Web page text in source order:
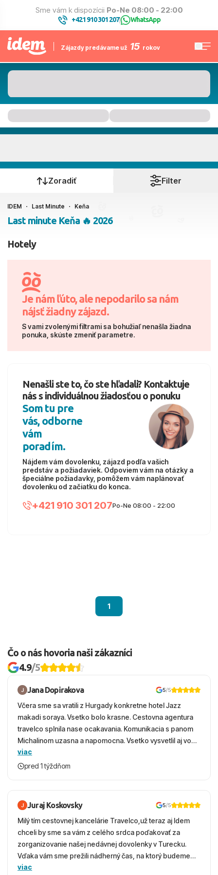
Sme vám k dispozícii Po-Ne 08:00 - 22:00
+421 910 301 207| WhatsApp
Zájazdy predávame už 15 rokov
Kedy cestujete?
Ako cestujete?
2 dospelí, 0 deti
Zoradiť Filter
IDEM Last Minute Keňa
Last minute Keňa 🔥 2026
Hotely
Je nám ľúto, ale nepodarilo sa nám
nájsť žiadny zájazd.
S vami zvolenými filtrami sa bohužiaľ nenašla žiadna
ponuka, skúste zmeniť parametre.
Nenašli ste to, čo ste hľadali? Kontaktuje
nás s individuálnou žiadosťou o ponuku
Som tu pre
vás, odborne
vám
poradím.
Nájdem vám dovolenku, zájazd podľa vašich
predstáv a požiadaviek. Odpoviem vám na otázky a
špeciálne požiadavky, pomôžem vám naplánovať
dovolenku od začiatku do konca.
+421 910 301 207Po-Ne 08:00 - 22:00
1
Čo o nás hovoria naši zákazníci
4.9/5
Jana Dopirakova 5/5
Včera sme sa vratili z Hurgady konkretne hotel Jazz
makadi soraya. Vsetko bolo krasne. Cestovna agentura
travelco splnila nase ocakavania. Komunikacia s panom
Michalinom uzasna a napomocna. Vsetko vysvetlil aj vo
vecernych hodinach zaco sa ospravedlnujem. Hotel
krasny, cisty. Sluzby top. Strava, prostredie, more,
viac
pred 1 týždňom
Juraj Koskovsky 5/5
Milý tím cestovnej kancelárie Travelco,už teraz aj Idem
chceli by sme sa vám z celého srdca poďakovať za
zorganizovanie našej nedávnej dovolenky v Turecku.
Vďaka vám sme prežili nádherný čas, na ktorý budeme
ešte dlho s úsmevom spomínať. ​Všetko prebehlo
viac